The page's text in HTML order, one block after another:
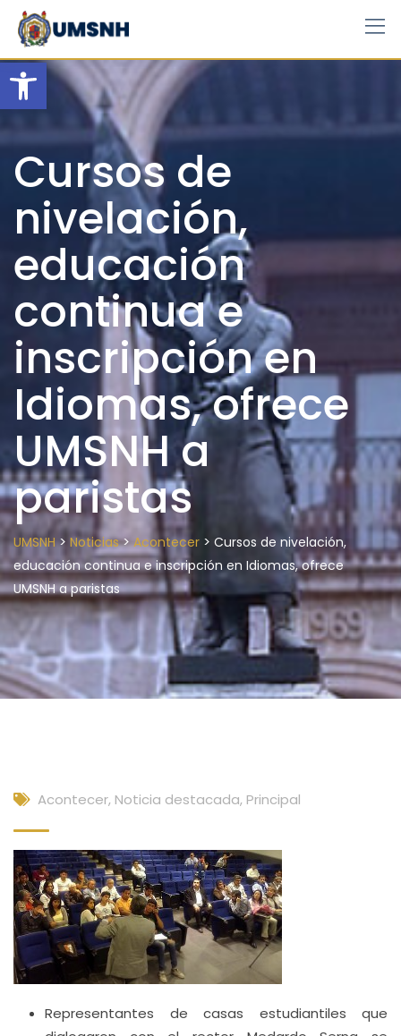
Open toolbar
Skip
content
Cursos de
nivelación,
educación
continua e
inscripción en
Idiomas, ofrece
UMSNH a
paristas
UMSNH> Noticias>Acontecer > Cursos de nivelación,
educación continua e inscripción en Idiomas, ofrece
UMSNH a paristas
Acontecer, Noticia destacada, Principal
Representantes de casas estudiantiles que